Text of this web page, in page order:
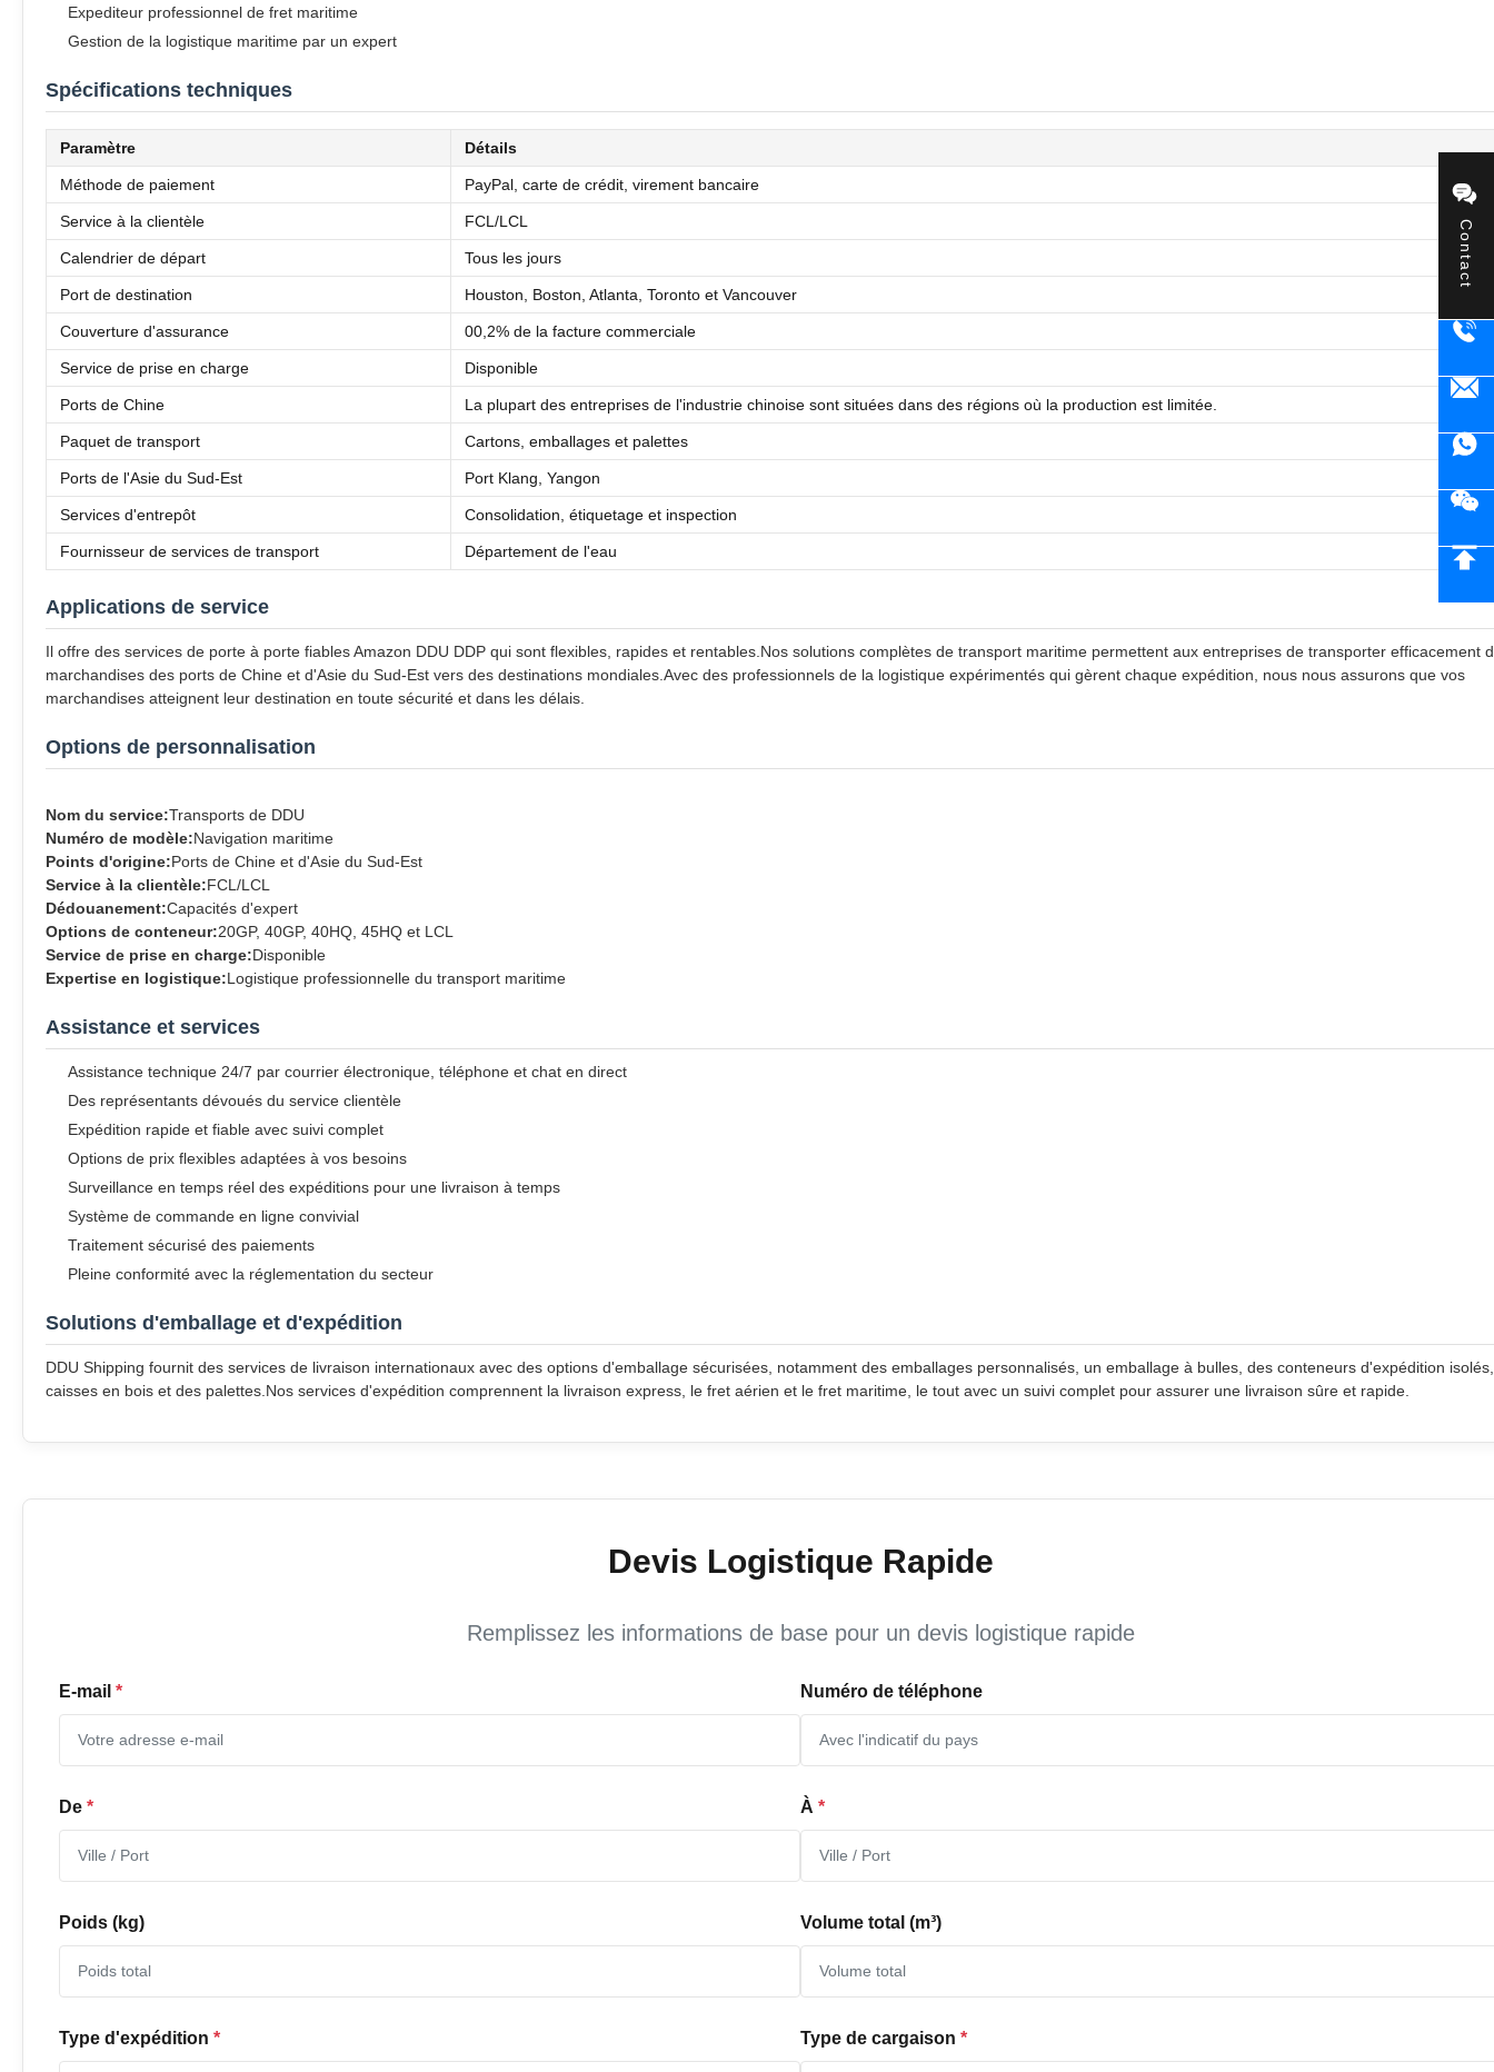
Contact
Expediteur professionnel de fret maritime
Gestion de la logistique maritime par un expert
Spécifications techniques
Paramètre Détails
Méthode de paiement PayPal, carte de crédit, virement bancaire
Service à la clientèle FCL/LCL
Calendrier de départ Tous les jours
Port de destination Houston, Boston, Atlanta, Toronto et Vancouver
Couverture d'assurance 00,2% de la facture commerciale
Service de prise en charge Disponible
Ports de Chine La plupart des entreprises de l'industrie chinoise sont situées dans des régions où la production est limitée.
Paquet de transport Cartons, emballages et palettes
Ports de l'Asie du Sud-Est Port Klang, Yangon
Services d'entrepôt Consolidation, étiquetage et inspection
Fournisseur de services de transport Département de l'eau
Applications de service
Il offre des services de porte à porte fiables Amazon DDU DDP qui sont flexibles, rapides et rentables.Nos solutions complètes de transport maritime permettent aux entreprises de transporter efficacement
marchandises des ports de Chine et d'Asie du Sud-Est vers des destinations mondiales.Avec des professionnels de la logistique expérimentés qui gèrent chaque expédition, nous nous assurons que vos
marchandises atteignent leur destination en toute sécurité et dans les délais.
Options de personnalisation
Nom du service:Transports de DDU
Numéro de modèle:Navigation maritime
Points d'origine:Ports de Chine et d'Asie du Sud-Est
Service à la clientèle:FCL/LCL
Dédouanement:Capacités d'expert
Options de conteneur:20GP, 40GP, 40HQ, 45HQ et LCL
Service de prise en charge:Disponible
Expertise en logistique:Logistique professionnelle du transport maritime
Assistance et services
Assistance technique 24/7 par courrier électronique, téléphone et chat en direct
Des représentants dévoués du service clientèle
Expédition rapide et fiable avec suivi complet
Options de prix flexibles adaptées à vos besoins
Surveillance en temps réel des expéditions pour une livraison à temps
Système de commande en ligne convivial
Traitement sécurisé des paiements
Pleine conformité avec la réglementation du secteur
Solutions d'emballage et d'expédition
DDU Shipping fournit des services de livraison internationaux avec des options d'emballage sécurisées, notamment des emballages personnalisés, un emballage à bulles, des conteneurs d'expédition
caisses en bois et des palettes.Nos services d'expédition comprennent la livraison express, le fret aérien et le fret maritime, le tout avec un suivi complet pour assurer une livraison sûre et rapide.
Devis Logistique Rapide
Remplissez les informations de base pour un devis logistique rapide
E-mail * Numéro de téléphone
De * À *
Poids (kg) Volume total (m³)
Type d'expédition * Type de cargaison *